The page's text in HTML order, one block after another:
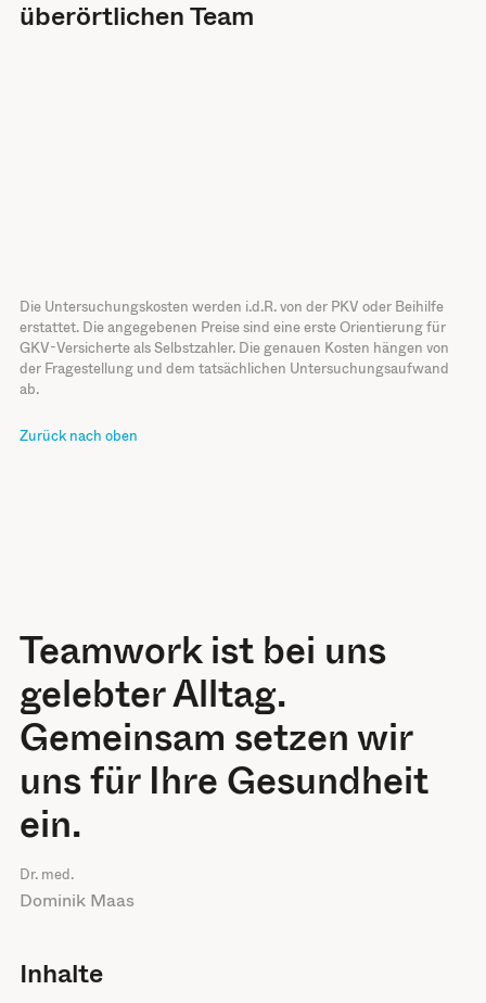
überörtlichen Team
Die Untersuchungskosten werden i.d.R. von der PKV oder Beihilfe
erstattet. Die angegebenen Preise sind eine erste Orientierung für
GKV-Versicherte als Selbstzahler. Die genauen Kosten hängen von
der Fragestellung und dem tatsächlichen Untersuchungsaufwand
ab.
Zurück nach oben
Teamwork ist bei uns
gelebter Alltag.
Gemeinsam setzen wir
uns für Ihre Gesundheit
ein.
Dr. med.
Dominik Maas
Inhalte